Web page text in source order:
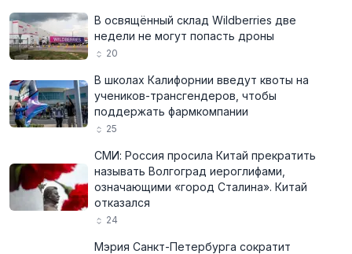
В освящённый склад Wildberries две
недели не могут попасть дроны
20
В школах Калифорнии введут квоты на
учеников-трансгендеров, чтобы
поддержать фармкомпании
25
СМИ: Россия просила Китай прекратить
называть Волгоград иероглифами,
означающими «город Сталина». Китай
отказался
24
Мэрия Санкт-Петербурга сократит